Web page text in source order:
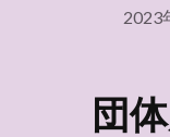
2023
団